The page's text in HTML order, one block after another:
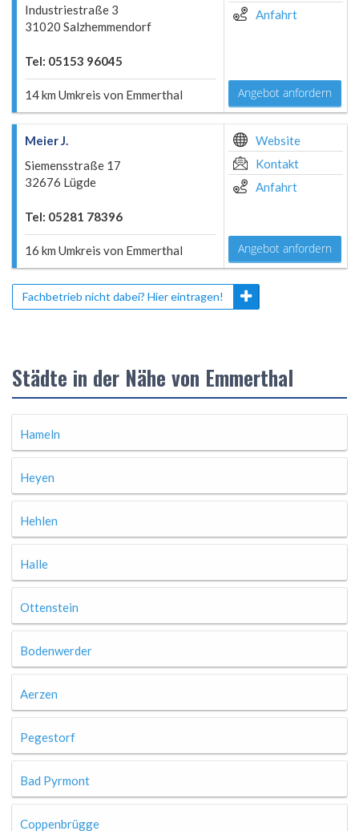
Industriestraße 3
31020 Salzhemmendorf
Tel: 05153 96045
14 km Umkreis von Emmerthal
Anfahrt
Angebot anfordern
Meier J.
Siemensstraße 17
32676 Lügde
Tel: 05281 78396
16 km Umkreis von Emmerthal
Website
Kontakt
Anfahrt
Angebot anfordern
Fachbetrieb nicht dabei? Hier eintragen!
Städte in der Nähe von Emmerthal
Hameln
Heyen
Hehlen
Halle
Ottenstein
Bodenwerder
Aerzen
Pegestorf
Bad Pyrmont
Coppenbrügge